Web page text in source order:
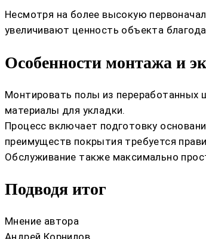
Несмотря на более высокую
увеличивают ценность объекта
Особенности монтажа и
Монтировать полы из переработанных
материалы для укладки.
Процесс включает подготовку
преимуществ покрытия требуется
Обслуживание также максимально
Подводя итог
Мнение автора